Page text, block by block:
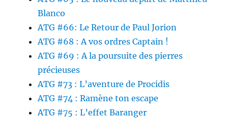
Blanco
ATG #66: Le Retour de Paul Jorion
ATG #68 : A vos ordres Captain !
ATG #69 : A la poursuite des pierres
précieuses
ATG #73 : L’aventure de Procidis
ATG #74 : Ramène ton escape
ATG #75 : L’effet Baranger